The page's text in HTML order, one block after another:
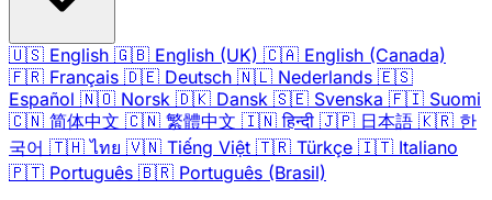
🇺🇸 English 🇬🇧 English (UK) 🇨🇦 English (Canada)
🇫🇷 Français 🇩🇪 Deutsch 🇳🇱 Nederlands 🇪🇸
Español 🇳🇴 Norsk 🇩🇰 Dansk 🇸🇪 Svenska 🇫🇮 Suomi
🇨🇳 简体中文 🇨🇳 繁體中文 🇮🇳 हिन्दी 🇯🇵 日本語 🇰🇷 한
국어 🇹🇭 ไทย 🇻🇳 Tiếng Việt 🇹🇷 Türkçe 🇮🇹 Italiano
🇵🇹 Português 🇧🇷 Português (Brasil)